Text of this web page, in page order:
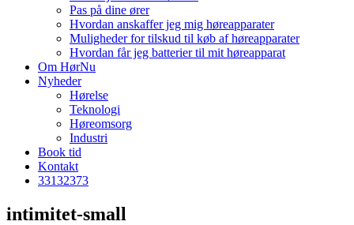
Pas på dine ører
Hvordan anskaffer jeg mig høreapparater
Muligheder for tilskud til køb af høreapparater
Hvordan får jeg batterier til mit høreapparat
Om HørNu
Nyheder
Hørelse
Teknologi
Høreomsorg
Industri
Book tid
Kontakt
33132373
intimitet-small